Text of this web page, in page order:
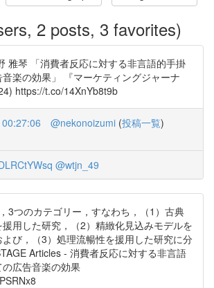
2 posts, 3 favorites)
雅琴 「消費者反応に対する非言語的手掛
楽の効果」 『マーケティングジャーナ
https://t.co/14XnYb8t9b
@nekonoizumi (投稿一覧)
@wtjn_49
3つのカテゴリー，すなわち，（1）古典
用した研究，（2）精緻化見込みモデルを
び，（3）処理流暢性を援用した研究に分
Articles - 消費者反応に対する非言語
広告音楽の効果